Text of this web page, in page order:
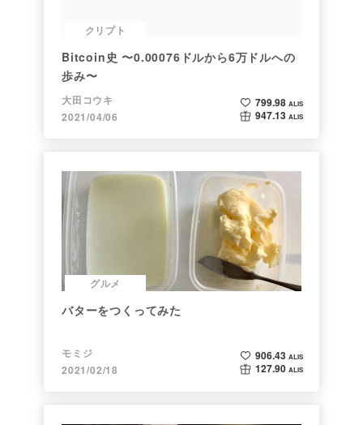
クリプト
Bitcoin史 〜0.00076ドルから6万ドルへの
歩み〜
大田コウキ
2021/04/06
799.98 ALIS
947.13 ALIS
グルメ
バターをつくってみた
モミジ
2021/02/18
906.43 ALIS
127.90 ALIS